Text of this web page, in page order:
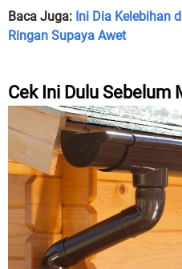
Baca Juga: Ini Dia Kelebihan
Ringan Supaya Awet
Cek Ini Dulu Sebelum